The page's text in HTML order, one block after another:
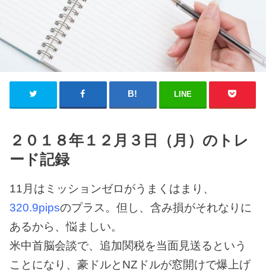
LINE
２０１８年１２月３日（月）のトレ
ード記録
11月はミッションゼロがうまくはまり、
320.9pipsのプラス。但し、含み損がそれなりに
あるから、悩ましい。
米中首脳会談で、追加関税を当面見送るという
ことになり、豪ドルとNZドルが窓開けで爆上げ